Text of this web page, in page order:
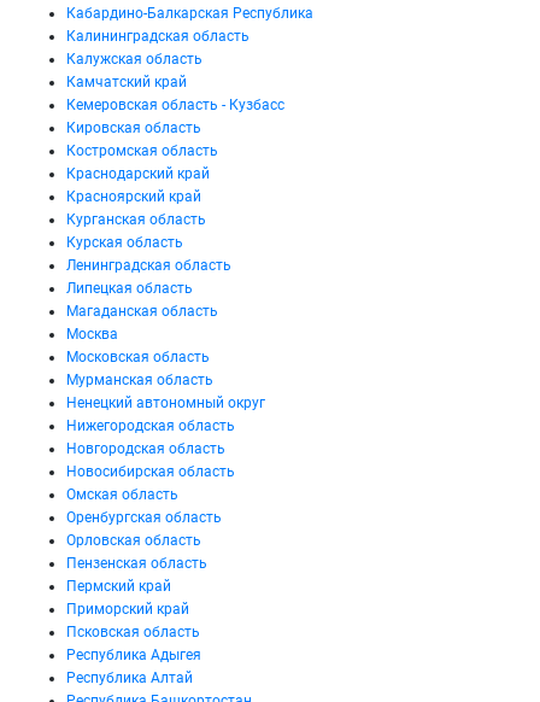
Кабардино-Балкарская Республика
Калининградская область
Калужская область
Камчатский край
Кемеровская область - Кузбасс
Кировская область
Костромская область
Краснодарский край
Красноярский край
Курганская область
Курская область
Ленинградская область
Липецкая область
Магаданская область
Москва
Московская область
Мурманская область
Ненецкий автономный округ
Нижегородская область
Новгородская область
Новосибирская область
Омская область
Оренбургская область
Орловская область
Пензенская область
Пермский край
Приморский край
Псковская область
Республика Адыгея
Республика Алтай